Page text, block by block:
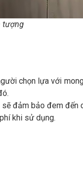
tượng
chọn lựa với
đảm bảo đem đến
khi sử dụng.